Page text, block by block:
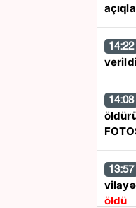
14:22
14:08
13:57
öldü